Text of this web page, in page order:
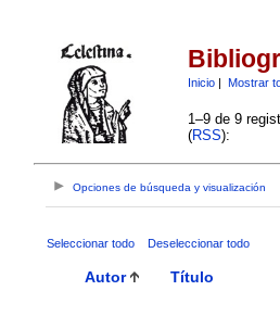
Inicio| Mostrar
1–9 de 9
(RSS):
Opciones de búsqueda y visualización
Seleccionar todo Deseleccionar todo
Autor Título